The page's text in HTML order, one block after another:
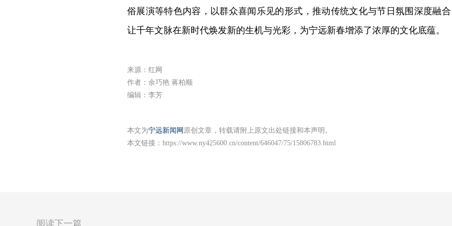
俗展演等特色内容，以群众喜闻乐见的形式，推动传统文化与节日氛围深度融
让千年文脉在新时代焕发新的生机与光彩，为宁远新春增添了浓厚的文化底蕴。
来源：红网
作者：余巧艳 蒋柏顺
编辑：李芳
本文为宁远新闻网 原创文章，转载请附上原文出处链接和本声明。
本文链接： https://www.ny425600.cn/content/646047/75/15806783.html
阅读下一篇